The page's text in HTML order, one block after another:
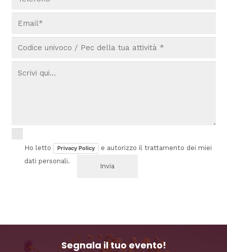
Ho letto Privacy Policy
e autorizzo il trattamento dei miei
dati personali.
Segnala il tuo evento!